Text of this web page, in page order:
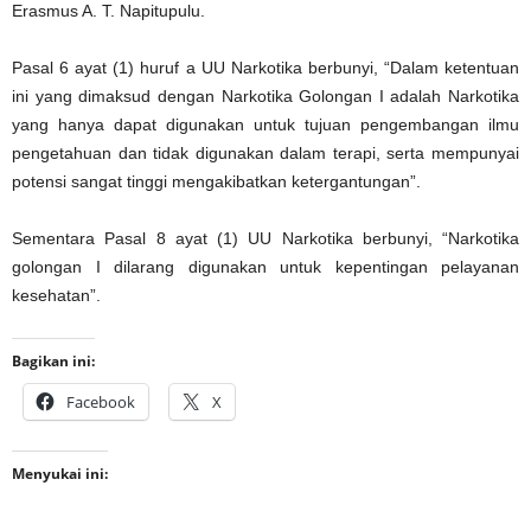
Erasmus A. T. Napitupulu.
Pasal 6 ayat (1) huruf a UU Narkotika berbunyi, “Dalam ketentuan
ini yang dimaksud dengan Narkotika Golongan I adalah Narkotika
yang hanya dapat digunakan untuk tujuan pengembangan ilmu
pengetahuan dan tidak digunakan dalam terapi, serta mempunyai
potensi sangat tinggi mengakibatkan ketergantungan”.
Sementara Pasal 8 ayat (1) UU Narkotika berbunyi, “Narkotika
golongan I dilarang digunakan untuk kepentingan pelayanan
kesehatan”.
Bagikan ini:
Facebook X
Menyukai ini: